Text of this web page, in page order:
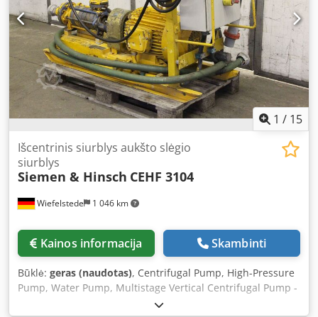
1 / 15
Wiefelstede 1 046 km
Išcentrinis siurblys aukšto slėgio
siurblys
Siemen & Hinsch CEHF 3104
Kainos informacija Skambinti
Būklė: geras (naudotas), Centrifugal Pump, High-Pressure
Pump, Water Pump, Multistage Vertical Centrifugal Pump -
Manufacturer: Siemen Hinsch, Side Channel Pump Type